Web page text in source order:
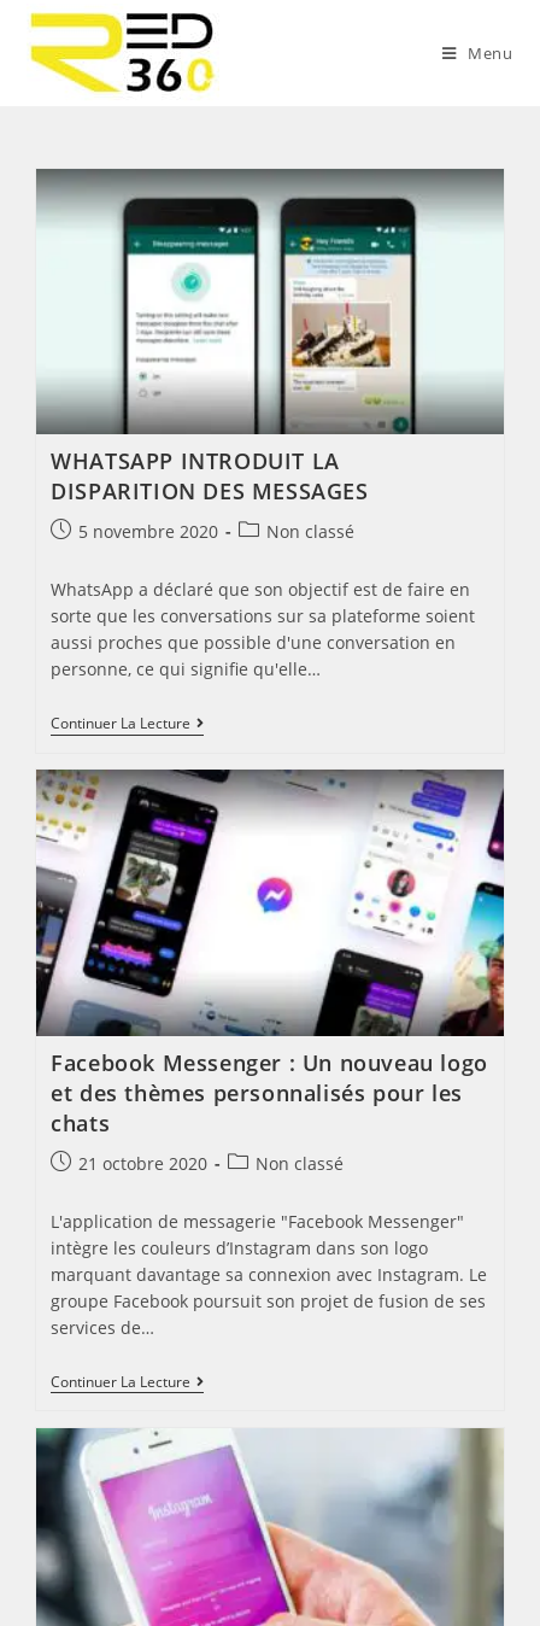
Skip
content
Menu
WHATSAPP INTRODUIT LA
DISPARITION DES MESSAGES
Post5 novembre 2020
PostNon classé
WhatsApp a déclaré que son objectif est de faire en
sorte que les conversations sur sa plateforme soient
aussi proches que possible d'une conversation en
personne, ce qui signifie qu'elle…
Continuer La Lecture WHATSAPP
INTRODUIT
DISPARITION
DES
MESSAGES
Facebook Messenger : Un nouveau logo
et des thèmes personnalisés pour les
chats
Post21 octobre 2020
PostNon classé
L'application de messagerie "Facebook Messenger"
intègre les couleurs d’Instagram dans son logo
marquant davantage sa connexion avec Instagram. Le
groupe Facebook poursuit son projet de fusion de ses
services de…
Continuer La Lecture Facebook
Messenger
Nouveau
Et
Des
Thèmes
Personnalisés
Pour
Les
Chats